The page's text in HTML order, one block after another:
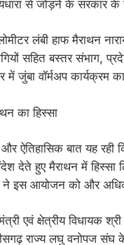
से जोड़ने के सरकार के
लंबी हाफ मैराथन
सहित बस्तर संभाग,
में जुंबा वॉर्मअप कार्यक्रम
का हिस्सा
बात यह रही
देते हुए मैराथन में हिस्सा
ने इस आयोजन को और अधिक
एवं क्षेत्रीय विधायक
राज्य लघु वनोपज संघ